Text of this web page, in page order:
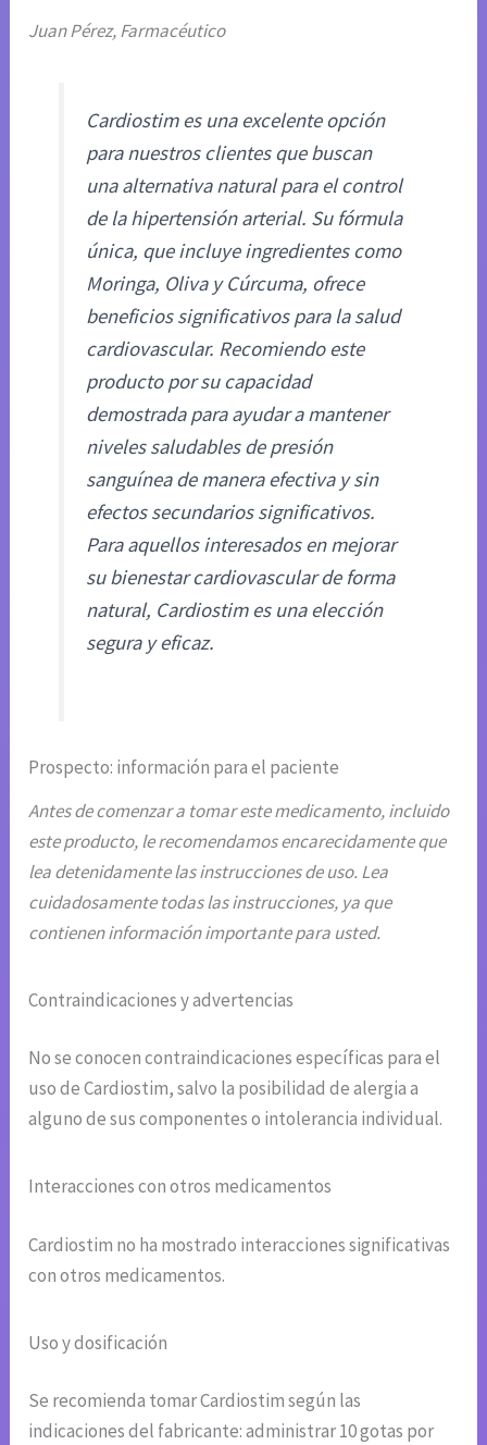
Juan Pérez, Farmacéutico
Cardiostim es una excelente opción
para nuestros clientes que buscan
una alternativa natural para el control
de la hipertensión arterial. Su fórmula
única, que incluye ingredientes como
Moringa, Oliva y Cúrcuma, ofrece
beneficios significativos para la salud
cardiovascular. Recomiendo este
producto por su capacidad
demostrada para ayudar a mantener
niveles saludables de presión
sanguínea de manera efectiva y sin
efectos secundarios significativos.
Para aquellos interesados en mejorar
su bienestar cardiovascular de forma
natural, Cardiostim es una elección
segura y eficaz.
Prospecto: información para el paciente
Antes de comenzar a tomar este medicamento, incluido
este producto, le recomendamos encarecidamente que
lea detenidamente las instrucciones de uso. Lea
cuidadosamente todas las instrucciones, ya que
contienen información importante para usted.
Contraindicaciones y advertencias
No se conocen contraindicaciones específicas para el
uso de Cardiostim, salvo la posibilidad de alergia a
alguno de sus componentes o intolerancia individual.
Interacciones con otros medicamentos
Cardiostim no ha mostrado interacciones significativas
con otros medicamentos.
Uso y dosificación
Se recomienda tomar Cardiostim según las
indicaciones del fabricante: administrar 10 gotas por